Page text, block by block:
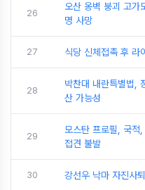
26
오산 옹벽 붕괴 고가
명 사망
27 식당 신체접촉 후 라
28
박찬대 내란특별법,
산 가능성
29
모스탄 프로필, 국적
접견 불발
30 강선우 낙마 자진사